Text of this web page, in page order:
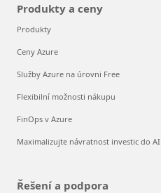
Produkty a ceny
Produkty
Ceny Azure
Služby Azure na úrovni Free
Flexibilní možnosti nákupu
FinOps v Azure
Maximalizujte návratnost investic do AI
Řešení a podpora